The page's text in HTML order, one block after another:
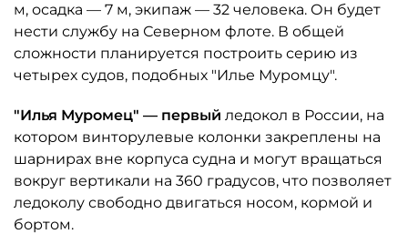
м, осадка — 7 м, экипаж — 32 человека. Он будет
нести службу на Северном флоте. В общей
сложности планируется построить серию из
четырех судов, подобных "Илье Муромцу".
"Илья Муромец" — первый ледокол в России, на
котором винторулевые колонки закреплены на
шарнирах вне корпуса судна и могут вращаться
вокруг вертикали на 360 градусов, что позволяет
ледоколу свободно двигаться носом, кормой и
бортом.